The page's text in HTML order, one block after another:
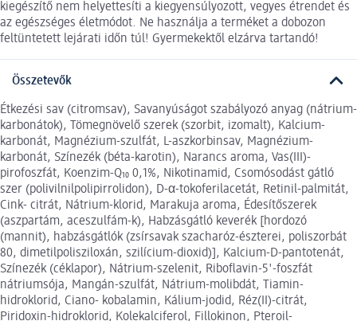
kiegészítő nem helyettesíti a kiegyensúlyozott, vegyes étrendet és
az egészséges életmódot. Ne használja a terméket a dobozon
feltüntetett lejárati időn túl! Gyermekektől elzárva tartandó!
Összetevők
Étkezési sav (citromsav), Savanyúságot szabályozó anyag (nátrium-
karbonátok), Tömegnövelő szerek (szorbit, izomalt), Kalcium-
karbonát, Magnézium-szulfát, L-aszkorbinsav, Magnézium-
karbonát, Színezék (béta-karotin), Narancs aroma, Vas(III)-
pirofoszfát, Koenzim-Q₁₀ 0,1%, Nikotinamid, Csomósodást gátló
szer (polivilnilpolipirrolidon), D-α-tokoferilacetát, Retinil-palmitát,
Cink- citrát, Nátrium-klorid, Marakuja aroma, Édesítőszerek
(aszpartám, aceszulfám-k), Habzásgátló keverék [hordozó
(mannit), habzásgátlók (zsírsavak szacharóz-észterei, poliszorbát
80, dimetilpolisziloxán, szilícium-dioxid)], Kalcium-D-pantotenát,
Színezék (céklapor), Nátrium-szelenit, Riboflavin-5'-foszfát
nátriumsója, Mangán-szulfát, Nátrium-molibdát, Tiamin-
hidroklorid, Ciano- kobalamin, Kálium-jodid, Réz(II)-citrát,
Piridoxin-hidroklorid, Kolekalciferol, Fillokinon, Pteroil-